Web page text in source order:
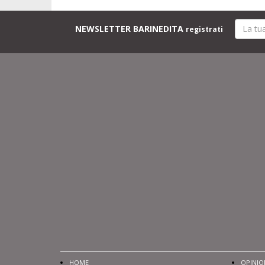
NEWSLETTER BARINEDITA registrati
HOME